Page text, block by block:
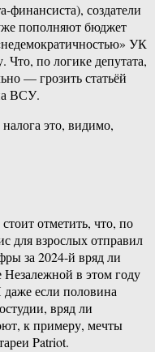
финансиста), создатели
пополняют бюджет
УК
Что, по логике депутата,
— грозить статьёй
ВСУ.
это, видимо,
отметить, что, по
для взрослых отправил
за 2024-й вряд ли
в этом году
если половина
вряд ли
к примеру, мечты
Patriot.